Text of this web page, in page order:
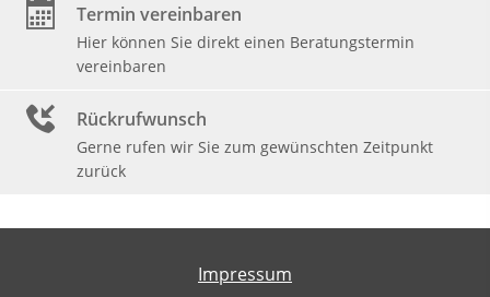
Termin vereinbaren
Hier können Sie direkt einen Beratungstermin
vereinbaren
Rückrufwunsch
Gerne rufen wir Sie zum gewünschten Zeitpunkt
zurück
Impressum